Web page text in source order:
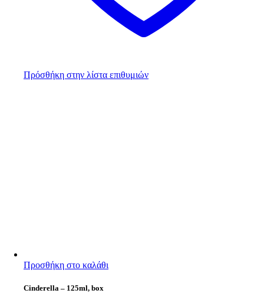
Πρόσθήκη στην λίστα επιθυμιών
Προσθήκη στο καλάθι
Cinderella – 125ml, box